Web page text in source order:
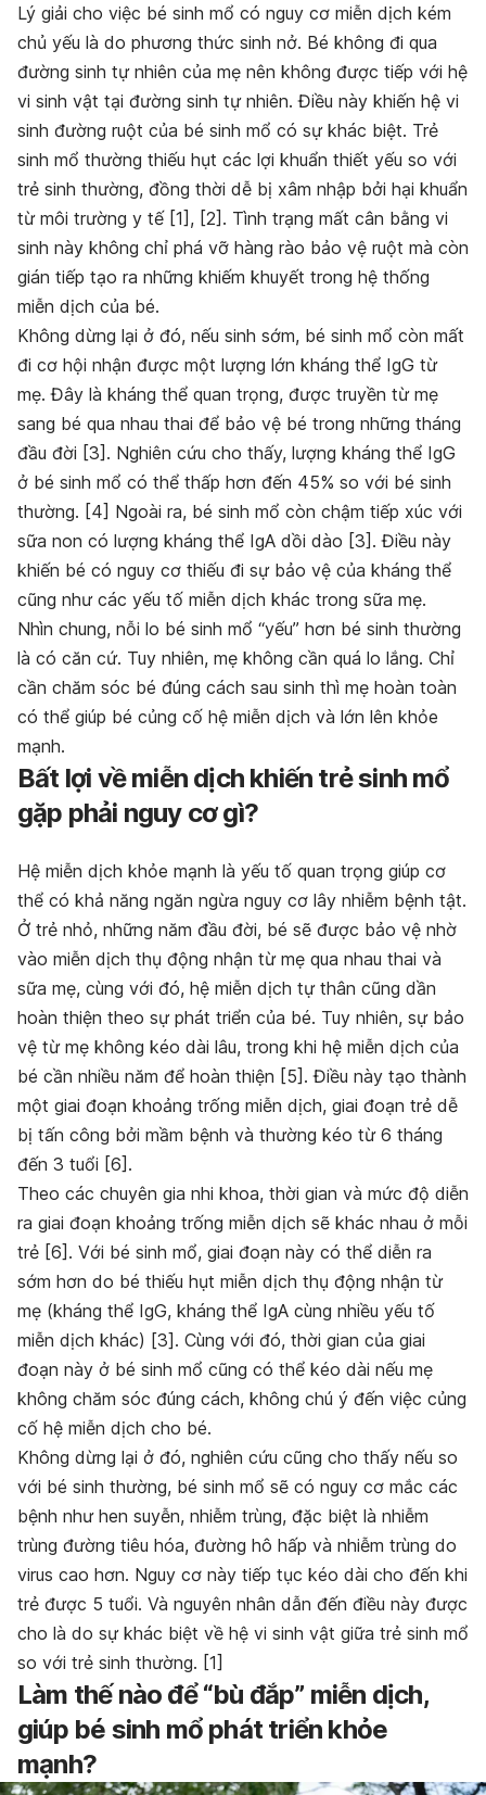
Lý giải cho việc bé sinh mổ có nguy cơ miễn dịch kém
chủ yếu là do phương thức sinh nở. Bé không đi qua
đường sinh tự nhiên của mẹ nên không được tiếp với hệ
vi sinh vật tại đường sinh tự nhiên. Điều này khiến hệ vi
sinh đường ruột của bé sinh mổ có sự khác biệt. Trẻ
sinh mổ thường thiếu hụt các lợi khuẩn thiết yếu so với
trẻ sinh thường, đồng thời dễ bị xâm nhập bởi hại khuẩn
từ môi trường y tế [1], [2]. Tình trạng mất cân bằng vi
sinh này không chỉ phá vỡ hàng rào bảo vệ ruột mà còn
gián tiếp tạo ra những khiếm khuyết trong hệ thống
miễn dịch của bé.
Không dừng lại ở đó, nếu sinh sớm, bé sinh mổ còn mất
đi cơ hội nhận được một lượng lớn kháng thể IgG từ
mẹ. Đây là kháng thể quan trọng, được truyền từ mẹ
sang bé qua nhau thai để bảo vệ bé trong những tháng
đầu đời [3]. Nghiên cứu cho thấy, lượng kháng thể IgG
ở bé sinh mổ có thể thấp hơn đến 45% so với bé sinh
thường. [4] Ngoài ra, bé sinh mổ còn chậm tiếp xúc với
sữa non có lượng kháng thể IgA dồi dào [3]. Điều này
khiến bé có nguy cơ thiếu đi sự bảo vệ của kháng thể
cũng như các yếu tố miễn dịch khác trong sữa mẹ.
Nhìn chung, nỗi lo bé sinh mổ “yếu” hơn bé sinh thường
là có căn cứ. Tuy nhiên, mẹ không cần quá lo lắng. Chỉ
cần chăm sóc bé đúng cách sau sinh thì mẹ hoàn toàn
có thể giúp bé củng cố hệ miễn dịch và lớn lên khỏe
mạnh.
Bất lợi về miễn dịch khiến trẻ sinh mổ
gặp phải nguy cơ gì?
Hệ miễn dịch khỏe mạnh là yếu tố quan trọng giúp cơ
thể có khả năng ngăn ngừa nguy cơ lây nhiễm bệnh tật.
Ở trẻ nhỏ, những năm đầu đời, bé sẽ được bảo vệ nhờ
vào miễn dịch thụ động nhận từ mẹ qua nhau thai và
sữa mẹ, cùng với đó, hệ miễn dịch tự thân cũng dần
hoàn thiện theo sự phát triển của bé. Tuy nhiên, sự bảo
vệ từ mẹ không kéo dài lâu, trong khi hệ miễn dịch của
bé cần nhiều năm để hoàn thiện [5]. Điều này tạo thành
một giai đoạn khoảng trống miễn dịch, giai đoạn trẻ dễ
bị tấn công bởi mầm bệnh và thường kéo từ 6 tháng
đến 3 tuổi [6].
Theo các chuyên gia nhi khoa, thời gian và mức độ diễn
ra giai đoạn khoảng trống miễn dịch sẽ khác nhau ở mỗi
trẻ [6]. Với bé sinh mổ, giai đoạn này có thể diễn ra
sớm hơn do bé thiếu hụt miễn dịch thụ động nhận từ
mẹ (kháng thể IgG, kháng thể IgA cùng nhiều yếu tố
miễn dịch khác) [3]. Cùng với đó, thời gian của giai
đoạn này ở bé sinh mổ cũng có thể kéo dài nếu mẹ
không chăm sóc đúng cách, không chú ý đến việc củng
cố hệ miễn dịch cho bé.
Không dừng lại ở đó, nghiên cứu cũng cho thấy nếu so
với bé sinh thường, bé sinh mổ sẽ có nguy cơ mắc các
bệnh như hen suyễn, nhiễm trùng, đặc biệt là nhiễm
trùng đường tiêu hóa, đường hô hấp và nhiễm trùng do
virus cao hơn. Nguy cơ này tiếp tục kéo dài cho đến khi
trẻ được 5 tuổi. Và nguyên nhân dẫn đến điều này được
cho là do sự khác biệt về hệ vi sinh vật giữa trẻ sinh mổ
so với trẻ sinh thường. [1]
Làm thế nào để “bù đắp” miễn dịch,
giúp bé sinh mổ phát triển khỏe
mạnh?